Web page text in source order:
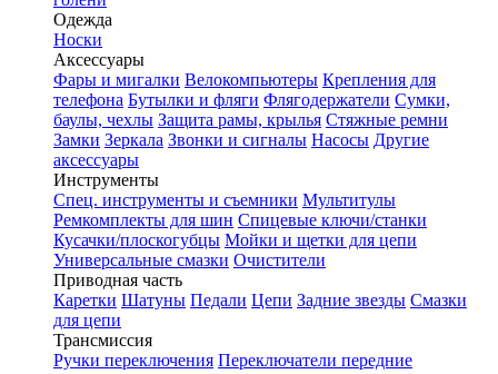
Одежда
Носки
Аксессуары
Фары и мигалки Велокомпьютеры Крепления для
телефона Бутылки и фляги Флягодержатели Сумки,
баулы, чехлы Защита рамы, крылья Стяжные ремни
Замки Зеркала Звонки и сигналы Насосы Другие
аксессуары
Инструменты
Спец. инструменты и съемники Мультитулы
Ремкомплекты для шин Спицевые ключи/станки
Кусачки/плоскогубцы Мойки и щетки для цепи
Универсальные смазки Очистители
Приводная часть
Каретки Шатуны Педали Цепи Задние звезды Смазки
для цепи
Трансмиссия
Ручки переключения Переключатели передние